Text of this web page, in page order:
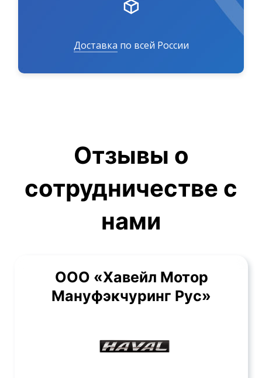
Доставка по всей России
Отзывы о
сотрудничестве с
нами
ООО «Хавейл Мотор
Мануфэкчуринг Рус»